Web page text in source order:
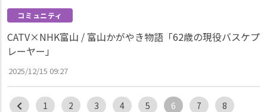
コミュニティ
CATV×NHK富山 / 富山かがやき物語「62歳の現役バスケプ
レーヤー」
2025/12/15 09:27
1 2 3 4 5 6 7 8